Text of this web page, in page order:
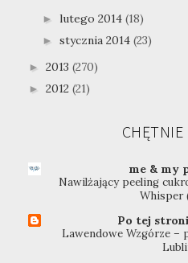
► lutego 2014 (18)
► stycznia 2014 (23)
► 2013 (270)
► 2012 (21)
CHĘTNIE
me & my
Nawilżający peeling
Whisper
Po tej
Lawendowe Wzgórze –